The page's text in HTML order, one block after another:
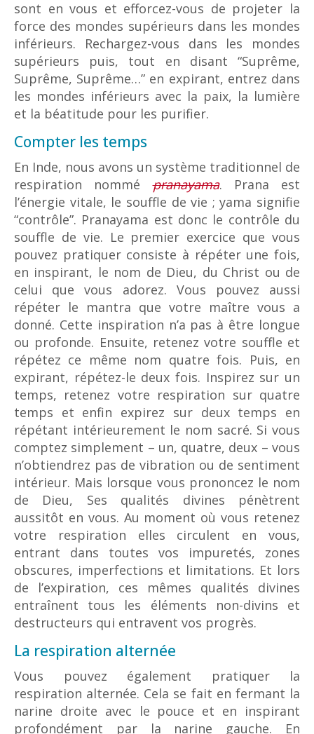
sont en vous et efforcez-vous de projeter la
force des mondes supérieurs dans les mondes
inférieurs. Rechargez-vous dans les mondes
supérieurs puis, tout en disant “Suprême,
Suprême, Suprême…” en expirant, entrez dans
les mondes inférieurs avec la paix, la lumière
et la béatitude pour les purifier.
Compter les temps
En Inde, nous avons un système traditionnel de
respiration nommépranayama. Prana est
l’énergie vitale, le souffle de vie ; yama signifie
“contrôle”. Pranayama est donc le contrôle du
souffle de vie. Le premier exercice que vous
pouvez pratiquer consiste à répéter une fois,
en inspirant, le nom de Dieu, du Christ ou de
celui que vous adorez. Vous pouvez aussi
répéter le mantra que votre maître vous a
donné. Cette inspiration n’a pas à être longue
ou profonde. Ensuite, retenez votre souffle et
répétez ce même nom quatre fois. Puis, en
expirant, répétez-le deux fois. Inspirez sur un
temps, retenez votre respiration sur quatre
temps et enfin expirez sur deux temps en
répétant intérieurement le nom sacré. Si vous
comptez simplement – un, quatre, deux – vous
n’obtiendrez pas de vibration ou de sentiment
intérieur. Mais lorsque vous prononcez le nom
de Dieu, Ses qualités divines pénètrent
aussitôt en vous. Au moment où vous retenez
votre respiration elles circulent en vous,
entrant dans toutes vos impuretés, zones
obscures, imperfections et limitations. Et lors
de l’expiration, ces mêmes qualités divines
entraînent tous les éléments non-divins et
destructeurs qui entravent vos progrès.
La respiration alternée
Vous pouvez également pratiquer la
respiration alternée. Cela se fait en fermant la
narine droite avec le pouce et en inspirant
profondément par la narine gauche. En